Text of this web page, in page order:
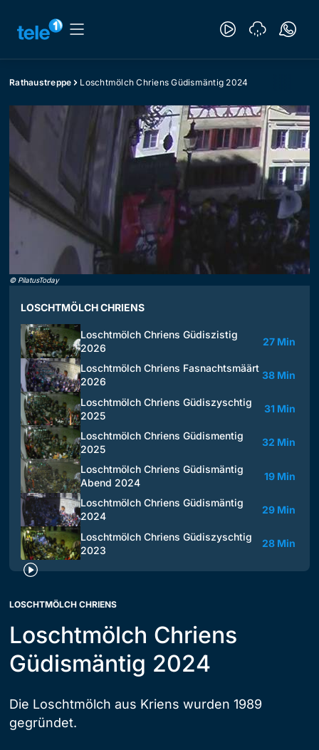
Rathaustreppe Loschtmölch Chriens Güdismäntig 2024
© PilatusToday
LOSCHTMÖLCH CHRIENS
Loschtmölch Chriens Güdiszistig
2026
27 Min
Loschtmölch Chriens Fasnachtsmäärt
2026
38 Min
Loschtmölch Chriens Güdiszyschtig
2025
31 Min
Loschtmölch Chriens Güdismentig
2025
32 Min
Loschtmölch Chriens Güdismäntig
Abend 2024
19 Min
Loschtmölch Chriens Güdismäntig
2024
29 Min
Loschtmölch Chriens Güdiszyschtig
2023
28 Min
LOSCHTMÖLCH CHRIENS
Loschtmölch Chriens
Güdismäntig 2024
Die Loschtmölch aus Kriens wurden 1989
gegründet.